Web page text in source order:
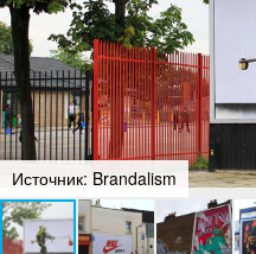
Источник: Brandalism